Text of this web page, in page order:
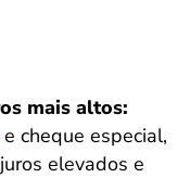
mais altos:
e cheque especial,
elevados e